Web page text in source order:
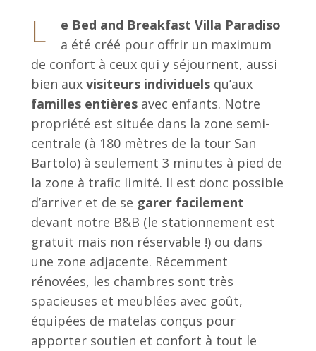
L
e Bed and Breakfast Villa Paradiso
a été créé pour offrir un maximum
de confort à ceux qui y séjournent, aussi
bien aux visiteurs individuels qu’aux
familles entières avec enfants. Notre
propriété est située dans la zone semi-
centrale (à 180 mètres de la tour San
Bartolo) à seulement 3 minutes à pied de
la zone à trafic limité. Il est donc possible
d’arriver et de se garer facilement
devant notre B&B (le stationnement est
gratuit mais non réservable !) ou dans
une zone adjacente. Récemment
rénovées, les chambres sont très
spacieuses et meublées avec goût,
équipées de matelas conçus pour
apporter soutien et confort à tout le